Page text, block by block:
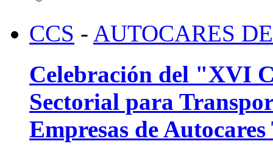
CCS - AUTOCARES
Celebración del "XVI
Sectorial para
Empresas de